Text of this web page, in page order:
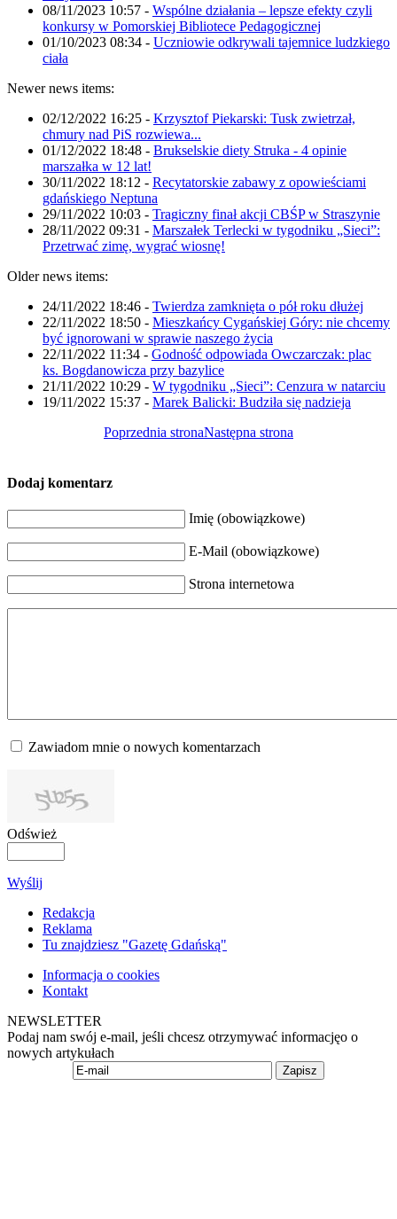
08/11/2023 10:57 - Wspólne działania – lepsze efekty czyli
konkursy w Pomorskiej Bibliotece Pedagogicznej
01/10/2023 08:34 - Uczniowie odkrywali tajemnice ludzkiego
ciała
Newer news items:
02/12/2022 16:25 - Krzysztof Piekarski: Tusk zwietrzał,
chmury nad PiS rozwiewa...
01/12/2022 18:48 - Brukselskie diety Struka - 4 opinie
marszałka w 12 lat!
30/11/2022 18:12 - Recytatorskie zabawy z opowieściami
gdańskiego Neptuna
29/11/2022 10:03 - Tragiczny finał akcji CBŚP w Straszynie
28/11/2022 09:31 - Marszałek Terlecki w tygodniku „Sieci”:
Przetrwać zimę, wygrać wiosnę!
Older news items:
24/11/2022 18:46 - Twierdza zamknięta o pół roku dłużej
22/11/2022 18:50 - Mieszkańcy Cygańskiej Góry: nie chcemy
być ignorowani w sprawie naszego życia
22/11/2022 11:34 - Godność odpowiada Owczarczak: plac
ks. Bogdanowicza przy bazylice
21/11/2022 10:29 - W tygodniku „Sieci”: Cenzura w natarciu
19/11/2022 15:37 - Marek Balicki: Budziła się nadzieja
Poprzednia stronaNastępna strona
Dodaj komentarz
Imię (obowiązkowe)
E-Mail (obowiązkowe)
Strona internetowa
Zawiadom mnie o nowych komentarzach
Odśwież
Wyślij
Redakcja
Reklama
Tu znajdziesz "Gazetę Gdańską"
Informacja o cookies
Kontakt
NEWSLETTER
Podaj nam swój e-mail, jeśli chcesz otrzymywać informacjęo o
nowych artykułach
Zapisz